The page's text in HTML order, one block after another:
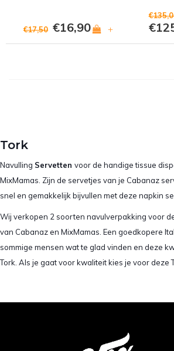
€17,50 €16,90 +
Tork
Navulling Servetten voor de handige tissue
MixMamas. Zijn de servetjes van je Cabanaz
snel en gemakkelijk bijvullen met deze napkin
Wij verkopen 2 soorten navulverpakking voor
van Cabanaz en MixMamas. Een goedkopere
sommige mensen wat te glad vinden en deze
Tork. Als je gaat voor kwaliteit kies je voor deze